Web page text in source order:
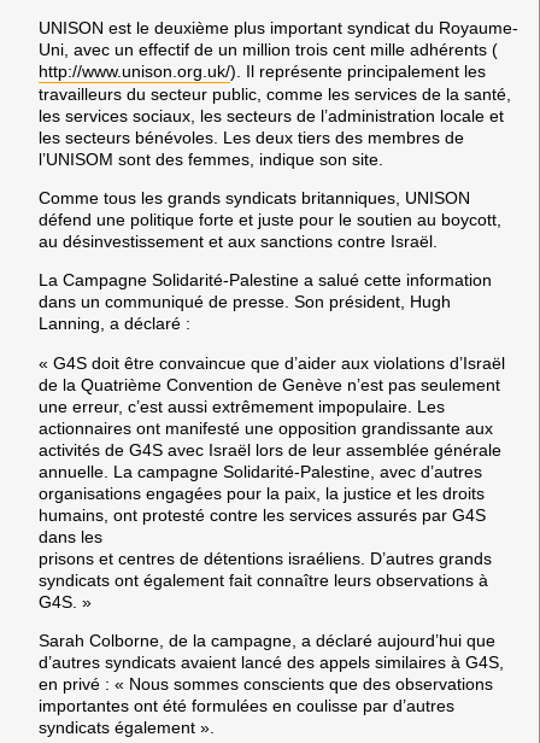
UNISON est le deuxième plus important syndicat du Royaume-
Uni, avec un effectif de un million trois cent mille adhérents (
http://www.unison.org.uk/). Il représente principalement les
travailleurs du secteur public, comme les services de la santé,
les services sociaux, les secteurs de l’administration locale et
les secteurs bénévoles. Les deux tiers des membres de
l’UNISOM sont des femmes, indique son site.
Comme tous les grands syndicats britanniques, UNISON
défend une politique forte et juste pour le soutien au boycott,
au désinvestissement et aux sanctions contre Israël.
La Campagne Solidarité-Palestine a salué cette information
dans un communiqué de presse. Son président, Hugh
Lanning, a déclaré :
« G4S doit être convaincue que d’aider aux violations d’Israël
de la Quatrième Convention de Genève n’est pas seulement
une erreur, c’est aussi extrêmement impopulaire. Les
actionnaires ont manifesté une opposition grandissante aux
activités de G4S avec Israël lors de leur assemblée générale
annuelle. La campagne Solidarité-Palestine, avec d’autres
organisations engagées pour la paix, la justice et les droits
humains, ont protesté contre les services assurés par G4S
dans les
prisons et centres de détentions israéliens. D’autres grands
syndicats ont également fait connaître leurs observations à
G4S. »
Sarah Colborne, de la campagne, a déclaré aujourd’hui que
d’autres syndicats avaient lancé des appels similaires à G4S,
en privé : « Nous sommes conscients que des observations
importantes ont été formulées en coulisse par d’autres
syndicats également ».